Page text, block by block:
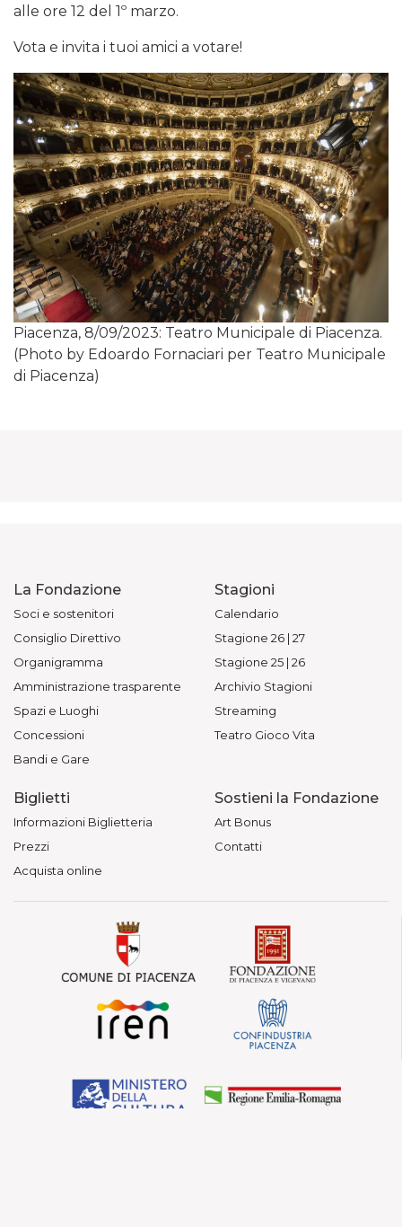
alle ore 12 del 1º marzo.
Vota e invita i tuoi amici a votare!
Piacenza, 8/09/2023: Teatro Municipale di Piacenza.
(Photo by Edoardo Fornaciari per Teatro Municipale
di Piacenza)
La Fondazione
Soci e sostenitori
Consiglio Direttivo
Organigramma
Amministrazione trasparente
Spazi e Luoghi
Concessioni
Bandi e Gare
Stagioni
Calendario
Stagione 26 | 27
Stagione 25 | 26
Archivio Stagioni
Streaming
Teatro Gioco Vita
Biglietti
Informazioni Biglietteria
Prezzi
Acquista online
Sostieni la Fondazione
Art Bonus
Contatti